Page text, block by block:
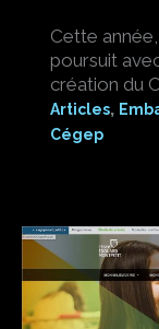
Cette
poursuit
création du
Articles,
Cégep